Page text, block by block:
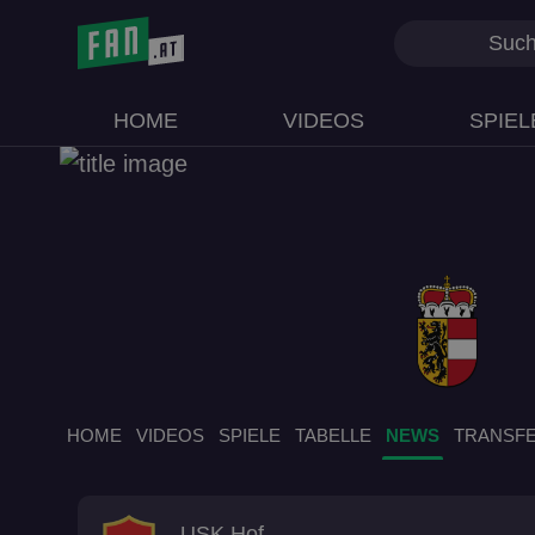
HOME VIDEOS
HOME VIDEOS SPIELE TABELLE NEWS